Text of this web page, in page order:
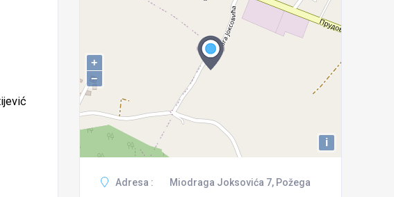
+
−
i
Adresa : Miodraga Joksovića 7, Požega